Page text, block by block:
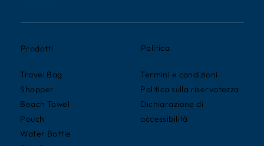
Prodotti
Travel Bag
Shopper
Beach Towel
Pouch
Water Bottle
Politica
Termini e condizioni
Politica sulla riservatezza
Dichiarazione di
accessibilità